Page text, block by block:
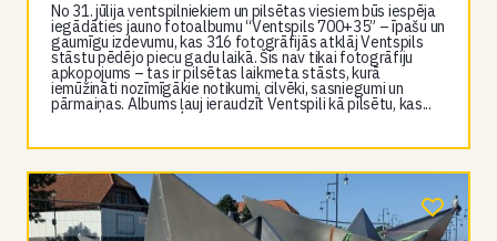
No 31. jūlija ventspilniekiem un pilsētas viesiem būs iespēja
iegādāties jauno fotoalbumu “Ventspils 700+35” – īpašu un
gaumīgu izdevumu, kas 316 fotogrāfijās atklāj Ventspils
stāstu pēdējo piecu gadu laikā. Šis nav tikai fotogrāfiju
apkopojums – tas ir pilsētas laikmeta stāsts, kurā
iemūžināti nozīmīgākie notikumi, cilvēki, sasniegumi un
pārmaiņas. Albums ļauj ieraudzīt Ventspili kā pilsētu, kas...